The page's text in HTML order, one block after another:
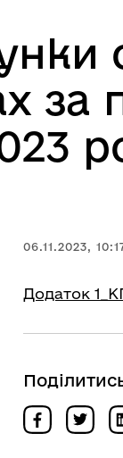
за
06.11.2023,
Додаток